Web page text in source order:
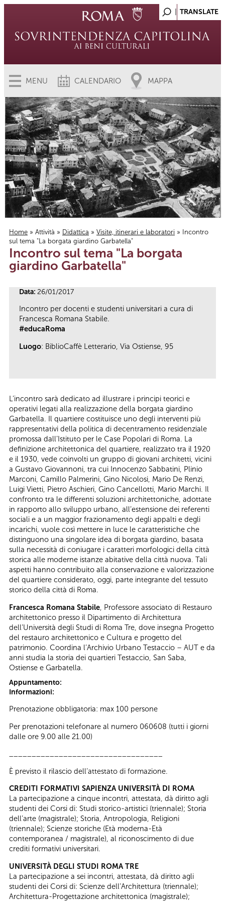
MENU CALENDARIO MAPPA
Tu sei qui
Home » Attività » Didattica » Visite, itinerari e laboratori » Incontro
sul tema "La borgata giardino Garbatella"
Incontro sul tema "La borgata
giardino Garbatella"
Data: 26/01/2017
Incontro per docenti e studenti universitari a cura di
Francesca Romana Stabile.
#educaRoma
Luogo: BiblioCaffè Letterario, Via Ostiense, 95
L’incontro sarà dedicato ad illustrare i principi teorici e
operativi legati alla realizzazione della borgata giardino
Garbatella. Il quartiere costituisce uno degli interventi più
rappresentativi della politica di decentramento residenziale
promossa dall’Istituto per le Case Popolari di Roma. La
definizione architettonica del quartiere, realizzato tra il 1920
e il 1930, vede coinvolti un gruppo di giovani architetti, vicini
a Gustavo Giovannoni, tra cui Innocenzo Sabbatini, Plinio
Marconi, Camillo Palmerini, Gino Nicolosi, Mario De Renzi,
Luigi Vietti, Pietro Aschieri, Gino Cancellotti, Mario Marchi. Il
confronto tra le differenti soluzioni architettoniche, adottate
in rapporto allo sviluppo urbano, all’estensione dei referenti
sociali e a un maggior frazionamento degli appalti e degli
incarichi, vuole così mettere in luce le caratteristiche che
distinguono una singolare idea di borgata giardino, basata
sulla necessità di coniugare i caratteri morfologici della città
storica alle moderne istanze abitative della città nuova. Tali
aspetti hanno contribuito alla conservazione e valorizzazione
del quartiere considerato, oggi, parte integrante del tessuto
storico della città di Roma.
Francesca Romana Stabile, Professore associato di Restauro
architettonico presso il Dipartimento di Architettura
dell’Università degli Studi di Roma Tre, dove insegna Progetto
del restauro architettonico e Cultura e progetto del
patrimonio. Coordina l’Archivio Urbano Testaccio – AUT e da
anni studia la storia dei quartieri Testaccio, San Saba,
Ostiense e Garbatella.
Appuntamento:
Informazioni:
Prenotazione obbligatoria: max 100 persone
Per prenotazioni telefonare al numero 060608 (tutti i giorni
dalle ore 9.00 alle 21.00)
È previsto il rilascio dell’attestato di formazione.
CREDITI FORMATIVI SAPIENZA UNIVERSITÀ DI ROMA
La partecipazione a cinque incontri, attestata, dà diritto agli
studenti dei Corsi di: Studi storico-artistici (triennale); Storia
dell’arte (magistrale); Storia, Antropologia, Religioni
(triennale); Scienze storiche (Età moderna-Età
contemporanea / magistrale), al riconoscimento di due
crediti formativi universitari.
UNIVERSITÀ DEGLI STUDI ROMA TRE
La partecipazione a sei incontri, attestata, dà diritto agli
studenti dei Corsi di: Scienze dell’Architettura (triennale);
Architettura-Progettazione architettonica (magistrale);